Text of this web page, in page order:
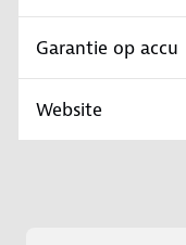
Garantie op accu
Website